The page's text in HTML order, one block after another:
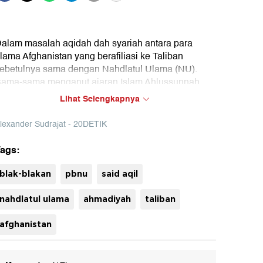
masalah aqidah dah syariah antara para
Afghanistan yang berafiliasi ke Taliban
sama dengan Nahdlatul Ulama (NU).
sama menganut ajaran Islam Ahlussunnah
wal Jama’ah (Aswaja), menganut Al-Asy’ari dan
Maturidi. Dalam hal fiqih NU mayoritas Syafi’iyah
mereka lebih condong ke Imam Hanafi, serta
tarekatnya sama-sama ada aliran Naqsyabandiyah.
cara gerakan perjuangannya yang tidak
sama. Kalau NU moderat, mereka keras dan radikal,"
kata Ketua Umum PBNU KH Said Aqil Siroj.
Lihat Selengkapnya
Sudrajat - 20DETIK
blak-blakan pbnu said aqil
nahdlatul ulama ahmadiyah taliban
afghanistan